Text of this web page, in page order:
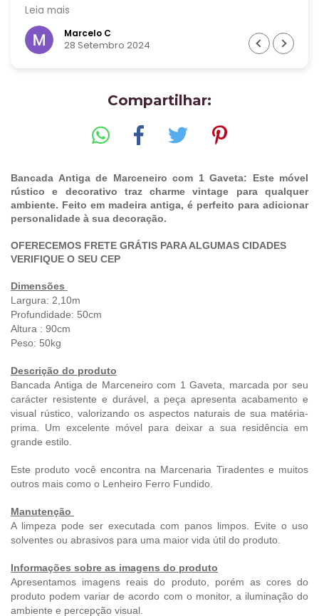
! Era uma peça bem grande! Recomendo muito
essa empresa! Valeu cada centavo !
Leia mais
Marcelo C
28 Setembro 2024
Compartilhar:
Bancada Antiga de Marceneiro com 1 Gaveta: Este móvel
rústico e decorativo traz charme vintage para qualquer
ambiente. Feito em madeira antiga, é perfeito para adicionar
personalidade à sua decoração.
OFERECEMOS FRETE GRÁTIS PARA ALGUMAS CIDADES
VERIFIQUE O SEU CEP
Dimensões
Largura: 2,10m
Profundidade: 50cm
Altura : 90cm
Peso: 50kg
Descrição do produto
Bancada Antiga de Marceneiro com 1 Gaveta, marcada por seu
carácter resistente e durável, a peça apresenta acabamento e
visual rústico, valorizando os aspectos naturais de sua matéria-
prima. Um excelente móvel para deixar a sua residência em
grande estilo.
Este produto você encontra na Marcenaria Tiradentes e muitos
outros mais como o Lenheiro Ferro Fundido.
Manutenção
A limpeza pode ser executada com panos limpos. Evite o uso
solventes ou abrasivos para uma maior vida útil do produto.
Informações sobre as imagens do produto
Apresentamos imagens reais do produto, porém as cores do
produto podem variar de acordo com o monitor, a iluminação do
ambiente e percepção visual.